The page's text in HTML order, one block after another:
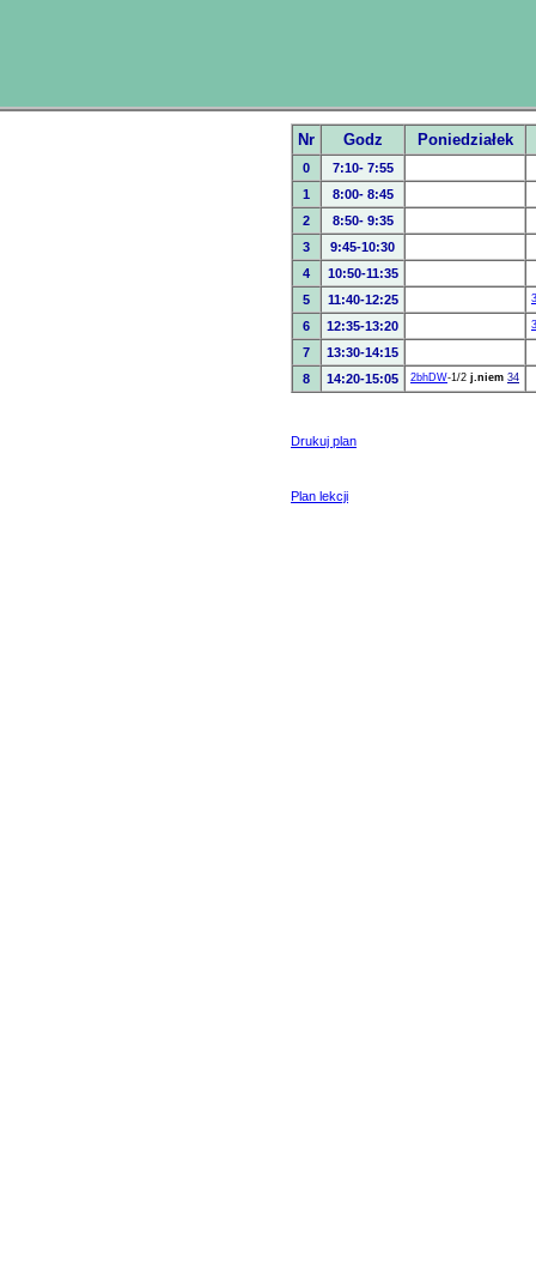
Nr Godz Poniedziałek
0
7:10- 7:55
1
8:00- 8:45
2
8:50- 9:35
3
9:45-10:30
4
10:50-11:35
5
11:40-12:25
6 12:35-13:20
7
13:30-14:15
8
14:20-15:05 2bhDW-1/2 j.niem 34
Drukuj plan
Plan lekcji